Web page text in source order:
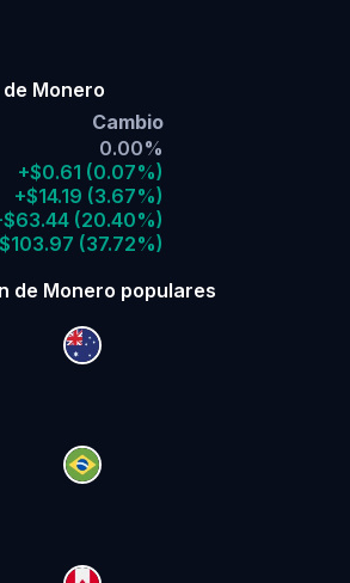
Monero
Cambio
0.00%
+$0.61 (0.07%)
+$14.19 (3.67%)
(20.40%)
(37.72%)
de Monero populares